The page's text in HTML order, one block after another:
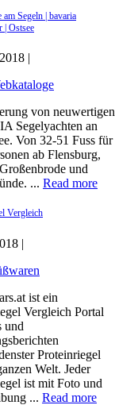
am Segeln | bavaria
| Ostsee
|
von neuwertigen
Segelyachten an
Von 32-51 Fuss für
ab Flensburg,
und
... Read more
Vergleich
|
ist ein
Vergleich Portal
und
Proteinriegel
Welt. Jeder
ist mit Foto und
... Read more